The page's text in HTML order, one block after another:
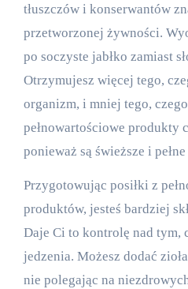
tłuszczów i konserwantów
przetworzonej żywności.
po soczyste jabłko zamiast
Otrzymujesz więcej tego,
organizm, i mniej tego,
pełnowartościowe produkty
ponieważ są świeższe i
Przygotowując posiłki z
produktów, jesteś bardziej
Daje Ci to kontrolę nad tym,
jedzenia. Możesz dodać
nie polegając na